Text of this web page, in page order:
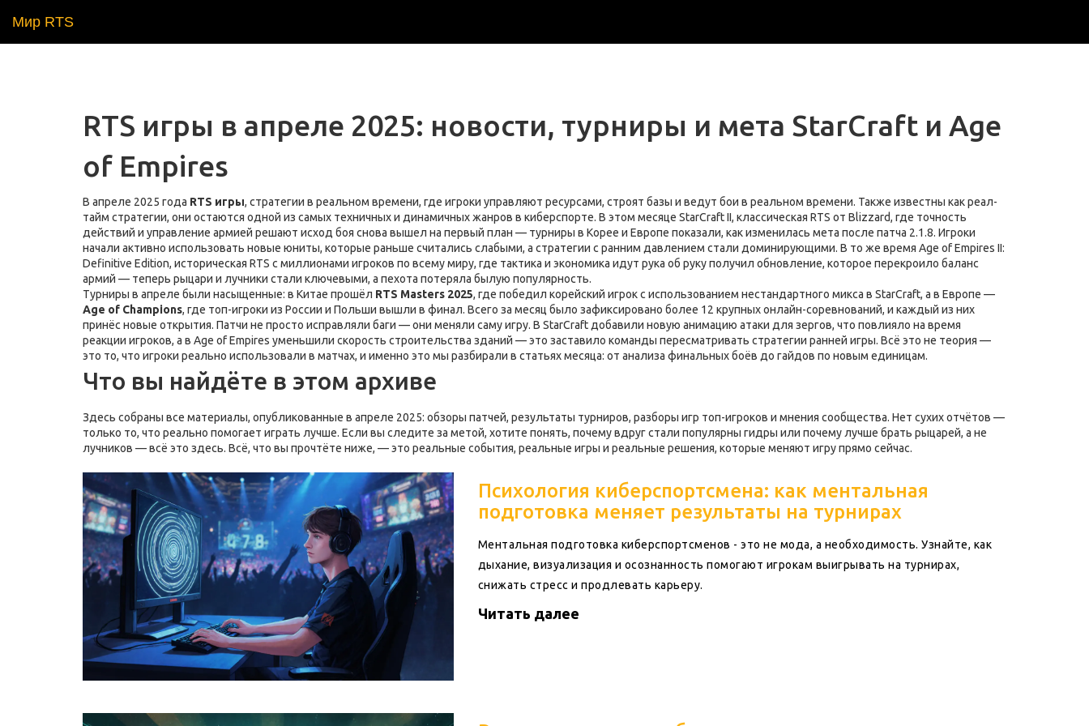
Мир RTS
RTS игры в апреле 2025: новости, турниры и мета StarCraft и Age
of Empires
В апреле 2025 года RTS игры, стратегии в реальном времени, где игроки управляют ресурсами, строят базы и ведут бои в реальном времени. Также известны какреал-
тайм стратегии, они остаются одной из самых техничных и динамичных жанров в киберспорте. В этом месяце StarCraft II, классическая RTS от Blizzard, где точность
действий и управление армией решают исход боя снова вышел на первый план — турниры в Корее и Европе показали, как изменилась мета после патча 2.1.8. Игроки
начали активно использовать новые юниты, которые раньше считались слабыми, а стратегии с ранним давлением стали доминирующими. В то же время Age of Empires II:
Definitive Edition, историческая RTS с миллионами игроков по всему миру, где тактика и экономика идут рука об рукуполучил обновление, которое перекроило баланс
армий — теперь рыцари и лучники стали ключевыми, а пехота потеряла былую популярность.
Турниры в апреле были насыщенные: в Китае прошёл RTS Masters 2025, где победил корейский игрок с использованием нестандартного микса в StarCraft, а в Европе —
Age of Champions, где топ-игроки из России и Польши вышли в финал. Всего за месяц было зафиксировано более 12 крупных онлайн-соревнований, и каждый из них
принёс новые открытия. Патчи не просто исправляли баги — они меняли саму игру. В StarCraft добавили новую анимацию атаки для зергов, что повлияло на время
реакции игроков, а в Age of Empires уменьшили скорость строительства зданий — это заставило команды пересматривать стратегии ранней игры. Всё это не теория —
это то, что игроки реально использовали в матчах, и именно это мы разбирали в статьях месяца: от анализа финальных боёв до гайдов по новым единицам.
Что вы найдёте в этом архиве
Здесь собраны все материалы, опубликованные в апреле 2025: обзоры патчей, результаты турниров, разборы игр топ-игроков и мнения сообщества. Нет сухих отчётов —
только то, что реально помогает играть лучше. Если вы следите за метой, хотите понять, почему вдруг стали популярны гидры или почему лучше брать рыцарей, а не
лучников — всё это здесь. Всё, что вы прочтёте ниже, — это реальные события, реальные игры и реальные решения, которые меняют игру прямо сейчас.
Психология киберспортсмена: как ментальная
подготовка меняет результаты на турнирах
Ментальная подготовка киберспортсменов - это не мода, а необходимость. Узнайте, как
дыхание, визуализация и осознанность помогают игрокам выигрывать на турнирах,
снижать стресс и продлевать карьеру.
Читать далее